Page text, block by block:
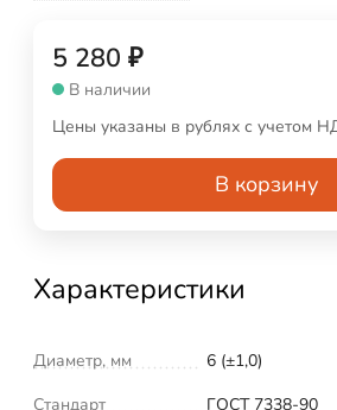
5 280 ₽
В наличии
Цены указаны в рублях с учетом
В корзину
Характеристики
Диаметр, мм
6 (±1,0)
Стандарт
ГОСТ 7338-90